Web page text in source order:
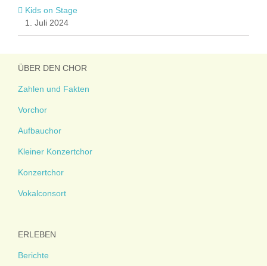
Kids on Stage
1. Juli 2024
ÜBER DEN CHOR
Zahlen und Fakten
Vorchor
Aufbauchor
Kleiner Konzertchor
Konzertchor
Vokalconsort
ERLEBEN
Berichte